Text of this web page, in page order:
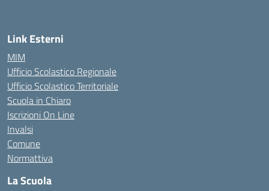
Link Esterni
MIM
Ufficio Scolastico Regionale
Ufficio Scolastico Territoriale
Scuola in Chiaro
Iscrizioni On Line
Invalsi
Comune
Normattiva
La Scuola